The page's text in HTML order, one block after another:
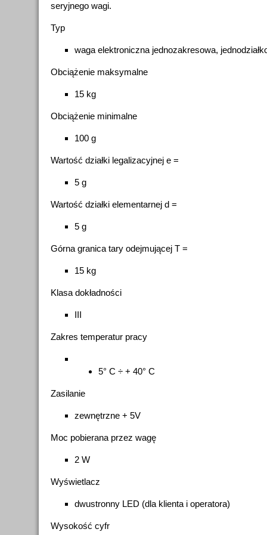
seryjnego wagi.
Typ
waga elektroniczna jednozakresowa,
Obciążenie maksymalne
15 kg
Obciążenie minimalne
100 g
Wartość działki legalizacyjnej e =
5 g
Wartość działki elementarnej d =
5 g
Górna granica tary odejmującej T =
15 kg
Klasa dokładności
III
Zakres temperatur pracy
5° C ÷ + 40° C
Zasilanie
zewnętrzne + 5V
Moc pobierana przez wagę
2 W
Wyświetlacz
dwustronny LED (dla klienta i operatora)
Wysokość cyfr